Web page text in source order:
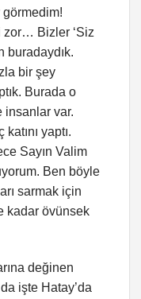
zor… Bizler ‘Siz
buradaydık.
bir şey
Burada o
insanlar var.
yaptı.
Sayın Valim
Ben böyle
sarmak için
kadar övünsek
değinen
işte Hatay’da